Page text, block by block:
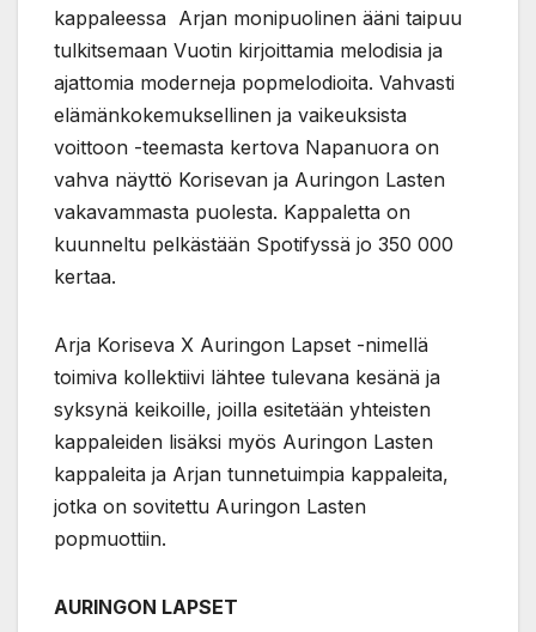
kappaleessa Arjan monipuolinen ääni taipuu
tulkitsemaan Vuotin kirjoittamia melodisia ja
ajattomia moderneja popmelodioita. Vahvasti
elämänkokemuksellinen ja vaikeuksista
voittoon -teemasta kertova Napanuora on
vahva näyttö Korisevan ja Auringon Lasten
vakavammasta puolesta. Kappaletta on
kuunneltu pelkästään Spotifyssä jo 350 000
kertaa.
Arja Koriseva X Auringon Lapset -nimellä
toimiva kollektiivi lähtee tulevana kesänä ja
syksynä keikoille, joilla esitetään yhteisten
kappaleiden lisäksi myös Auringon Lasten
kappaleita ja Arjan tunnetuimpia kappaleita,
jotka on sovitettu Auringon Lasten
popmuottiin.
AURINGON LAPSET